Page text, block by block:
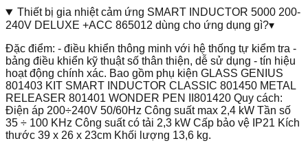
Thiết bị gia nhiệt cảm ứng SMART INDUCTOR 5000 200-
240V DELUXE +ACC 865012 dùng cho ứng dụng gì?▾
Đặc điểm: - điều khiển thông minh với hệ thống tự kiểm tra -
bảng điều khiển kỹ thuật số thân thiện, dễ sử dụng - tín hiệu
hoạt động chính xác. Bao gồm phụ kiện GLASS GENIUS
801403 KIT SMART INDUCTOR CLASSIC 801450 METAL
RELEASER 801401 WONDER PEN II801420 Quy cách:
Điện áp 200÷240V 50/60Hz Công suất max 2,4 kW Tần số
35 ÷ 100 KHz Công suất có tải 2,3 kW Cấp bảo vệ IP21 Kích
thước 39 x 26 x 23cm Khối lượng 13,6 kg.